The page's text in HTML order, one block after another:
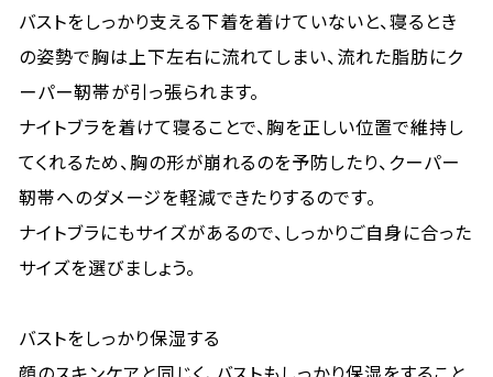
バストをしっかり支える下着を着けていないと、寝るとき
の姿勢で胸は上下左右に流れてしまい、流れた脂肪にク
ーパー靭帯が引っ張られます。
ナイトブラを着けて寝ることで、胸を正しい位置で維持し
てくれるため、胸の形が崩れるのを予防したり、クーパー
靭帯へのダメージを軽減できたりするのです。
ナイトブラにもサイズがあるので、しっかりご自身に合った
サイズを選びましょう。
バストをしっかり保湿する